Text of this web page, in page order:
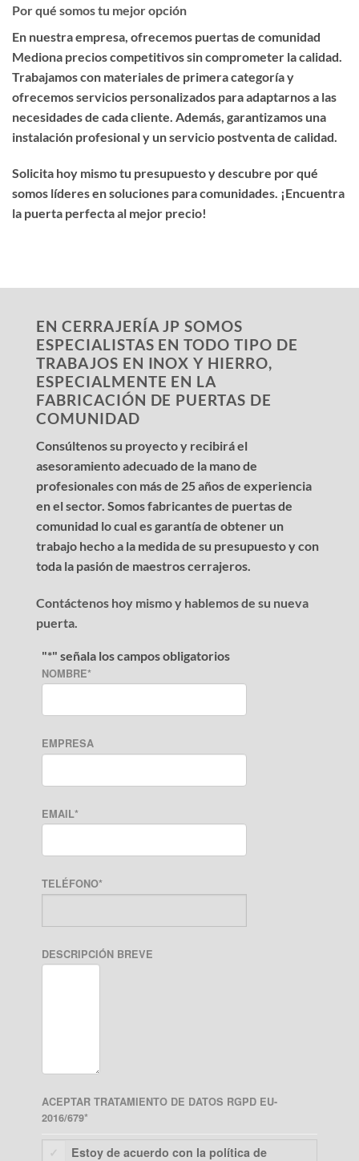
Por qué somos tu mejor opción
En nuestra empresa, ofrecemos puertas de comunidad
Mediona precios competitivossin comprometer la calidad.
Trabajamos con materiales de primera categoría y
ofrecemos servicios personalizados para adaptarnos a las
necesidades de cada cliente. Además, garantizamos una
instalación profesional y un servicio postventa de calidad.
Solicita hoy mismo tu presupuesto y descubre por qué
somos líderes en soluciones para comunidades. ¡Encuentra
la puerta perfecta al mejor precio!
EN CERRAJERÍA JP SOMOS
ESPECIALISTAS EN TODO TIPO DE
TRABAJOS EN INOX Y HIERRO,
ESPECIALMENTE EN LA
FABRICACIÓN DE PUERTAS DE
COMUNIDAD
Consúltenos su proyecto y recibirá el
asesoramiento adecuado de la mano de
profesionales con más de 25 años de experiencia
en el sector. Somos fabricantes de puertas de
comunidad lo cual es garantía de obtener un
trabajo hecho a la medida de su presupuesto y con
toda la pasión de maestros cerrajeros.
Contáctenos hoy mismo y hablemos de su nueva
puerta.
"*" señala los campos obligatorios
NOMBRE*
EMPRESA
EMAIL*
TELÉFONO*
DESCRIPCIÓN BREVE
ACEPTAR TRATAMIENTO DE DATOS RGPD EU-
2016/679*
Estoy de acuerdo con la política de